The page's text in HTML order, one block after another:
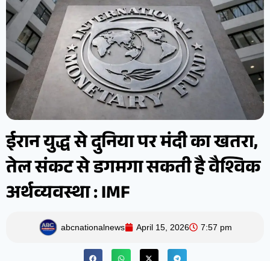
ईरान युद्ध से दुनिया पर मंदी का खतरा,
तेल संकट से डगमगा सकती है वैश्विक
अर्थव्यवस्था : IMF
abcnationalnews April 15, 2026 7:57 pm